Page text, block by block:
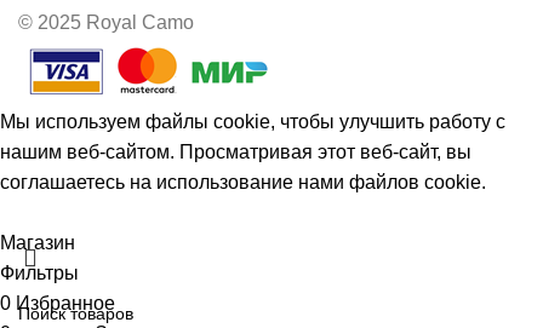
© 2025 Royal Camo
Мы используем файлы cookie, чтобы улучшить работу с
нашим веб-сайтом. Просматривая этот веб-сайт, вы
соглашаетесь на использование нами файлов cookie.
Магазин
Фильтры
0 Избранное